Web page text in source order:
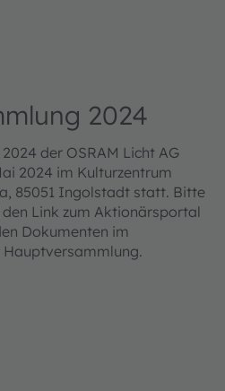
2024
der OSRAM Licht AG
2024 im Kulturzentrum
85051 Ingolstadt statt. Bitte
Link zum Aktionärsportal
Dokumenten im